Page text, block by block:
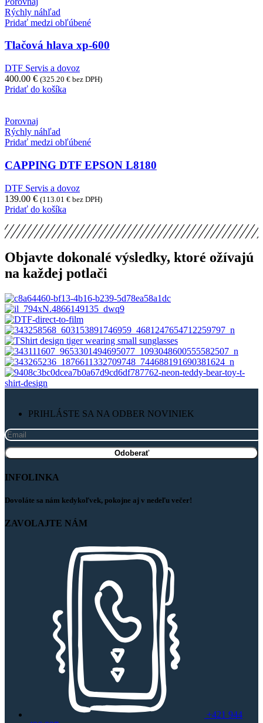
Rýchly náhľad
Pridať medzi obľúbené
Tlačová hlava xp-600
DTF Servis a dovoz
400.00 € (325.20 € bez DPH)
Pridať do košíka
Porovnaj
Rýchly náhľad
Pridať medzi obľúbené
CAPPING DTF EPSON L8180
DTF Servis a dovoz
139.00 € (113.01 € bez DPH)
Pridať do košíka
Objavte dokonalé výsledky, ktoré ožívajú
na každej potlači
PRIHLÁSTE SA NA ODBER NOVINIEK
INFOLINKA
Dovoláte sa nám kedykoľvek, pokojne aj v nedeľu večer!
ZAVOLAJTE NÁM
+421 944